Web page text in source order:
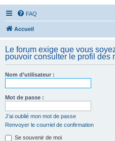
FAQ
Accueil
Le forum exige que vous
pouvoir consulter le profil des
Nom d’utilisateur :
Mot de passe :
J’ai oublié mon mot de passe
Renvoyer le courriel de confirmation
Se souvenir de moi